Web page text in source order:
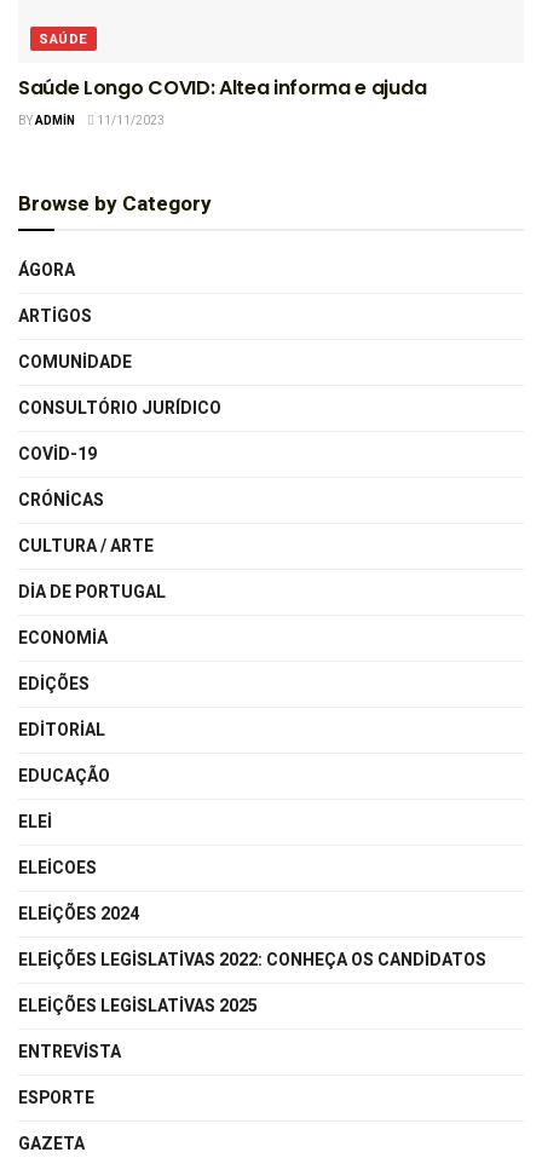
SAÚDE
Saúde Longo COVID: Altea informa e ajuda
BYADMIN 11/11/2023
Browse by Category
ÁGORA
ARTIGOS
COMUNIDADE
CONSULTÓRIO JURÍDICO
COVID-19
CRÓNICAS
CULTURA / ARTE
DIA DE PORTUGAL
ECONOMIA
EDIÇÕES
EDITORIAL
EDUCAÇÃO
ELEI
ELEICOES
ELEIÇÕES 2024
ELEIÇÕES LEGISLATIVAS 2022: CONHEÇA OS CANDIDATOS
ELEIÇÕES LEGISLATIVAS 2025
ENTREVISTA
ESPORTE
GAZETA